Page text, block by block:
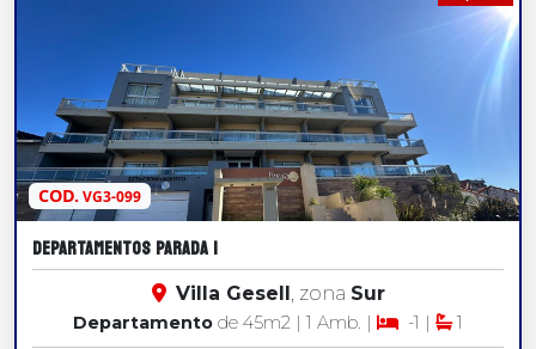
COD.VG3-099
DEPARTAMENTOS PARADA 1
Villa Gesell, zona Sur
Departamento de 45m2 | 1 Amb. | -1 | 1